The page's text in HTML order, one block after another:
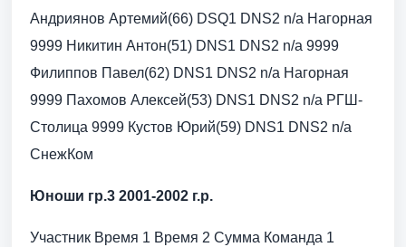
Андриянов Артемий(66) DSQ1 DNS2 n/a Нагорная
9999 Никитин Антон(51) DNS1 DNS2 n/a 9999
Филиппов Павел(62) DNS1 DNS2 n/a Нагорная
9999 Пахомов Алексей(53) DNS1 DNS2 n/a РГШ-
Столица 9999 Кустов Юрий(59) DNS1 DNS2 n/a
СнежКом
Юноши гр.3 2001-2002 г.р.
Участник Время 1 Время 2 Сумма Команда 1